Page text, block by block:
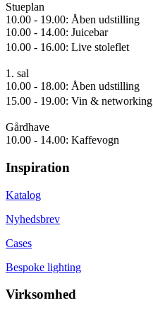
Stueplan
10.00 - 19.00: Åben udstilling
10.00 - 14.00: Juicebar
10.00 - 16.00: Live stoleflet
1. sal
10.00 - 18.00: Åben udstilling
15.00 - 19.00: Vin & networking
Gårdhave
10.00 - 14.00: Kaffevogn
Inspiration
Katalog
Nyhedsbrev
Cases
Bespoke lighting
Virksomhed